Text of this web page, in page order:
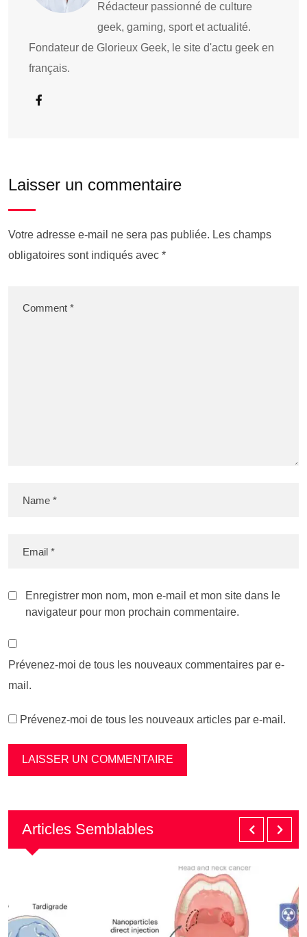
Rédacteur passionné de culture
geek, gaming, sport et actualité.
Fondateur de Glorieux Geek, le site d'actu geek en
français.
Laisser un commentaire
Votre adresse e-mail ne sera pas publiée. Les champs
obligatoires sont indiqués avec *
Enregistrer mon nom, mon e-mail et mon site dans le
navigateur pour mon prochain commentaire.
Prévenez-moi de tous les nouveaux commentaires par e-
mail.
Prévenez-moi de tous les nouveaux articles par e-mail.
Articles Semblables